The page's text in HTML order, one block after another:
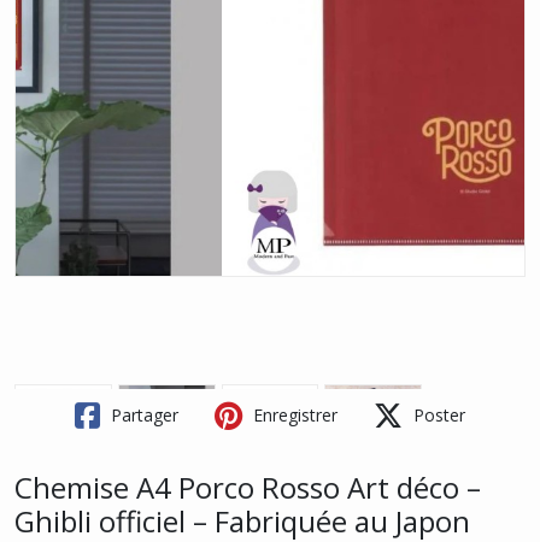
Partager Enregistrer Poster
Chemise A4 Porco Rosso Art déco –
Ghibli officiel – Fabriquée au Japon